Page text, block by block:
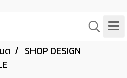
ด
SHOP DESIGN